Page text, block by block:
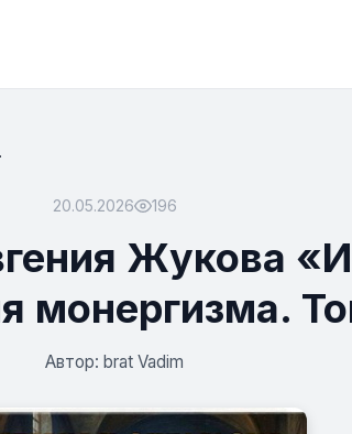
20.05.2026 196
Жукова
монергизма.
Автор: brat Vadim